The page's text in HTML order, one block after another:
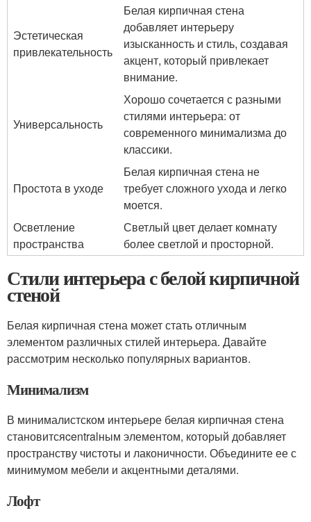
Эстетическая
привлекательность
Белая кирпичная стена
добавляет интерьеру
изысканность и стиль, создавая
акцент, который привлекает
внимание.
Универсальность
Хорошо сочетается с разными
стилями интерьера: от
современного минимализма до
классики.
Простота в уходе
Белая кирпичная стена не
требует сложного ухода и легко
моется.
Осветление
пространства
Светлый цвет делает комнату
более светлой и просторной.
Стили интерьера с белой кирпичной
стеной
Белая кирпичная стена может стать отличным
элементом различных стилей интерьера. Давайте
рассмотрим несколько популярных вариантов.
Минимализм
В минималистском интерьере белая кирпичная стена
становитсяcentralным элементом, который добавляет
пространству чистоты и лаконичности. Объедините ее с
минимумом мебели и акцентными деталями.
Лофт